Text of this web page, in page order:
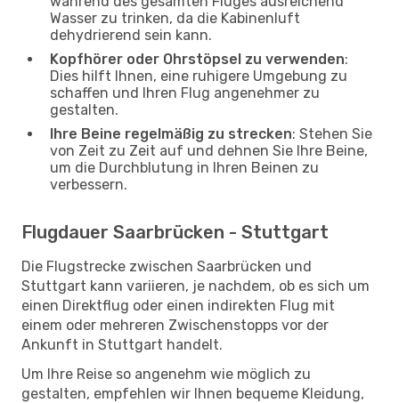
Wasser zu trinken, da die Kabinenluft
dehydrierend sein kann.
Kopfhörer oder Ohrstöpsel zu verwenden:
Dies hilft Ihnen, eine ruhigere Umgebung zu
schaffen und Ihren Flug angenehmer zu
gestalten.
Ihre Beine regelmäßig zu strecken: Stehen Sie
von Zeit zu Zeit auf und dehnen Sie Ihre Beine,
um die Durchblutung in Ihren Beinen zu
verbessern.
Flugdauer Saarbrücken - Stuttgart
Die Flugstrecke zwischen Saarbrücken und
Stuttgart kann variieren, je nachdem, ob es sich um
einen Direktflug oder einen indirekten Flug mit
einem oder mehreren Zwischenstopps vor der
Ankunft in Stuttgart handelt.
Um Ihre Reise so angenehm wie möglich zu
gestalten, empfehlen wir Ihnen bequeme Kleidung,